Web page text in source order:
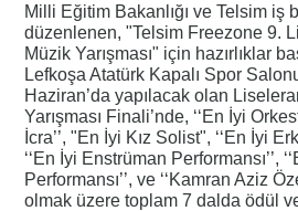
Milli Eğitim Bakanlığı ve Telsim iş
düzenlenen, "Telsim Freezone 9.
Müzik Yarışması" için hazırlıklar
Lefkoşa Atatürk Kapalı Spor
Haziran’da yapılacak olan
Yarışması Finali’nde, ‘‘En İyi
İcra’’, "En İyi Kız Solist", ‘‘En İyi
‘‘En İyi Enstrüman Performansı’’,
Performansı’’, ve ‘‘Kamran Aziz
olmak üzere toplam 7 dalda ödül